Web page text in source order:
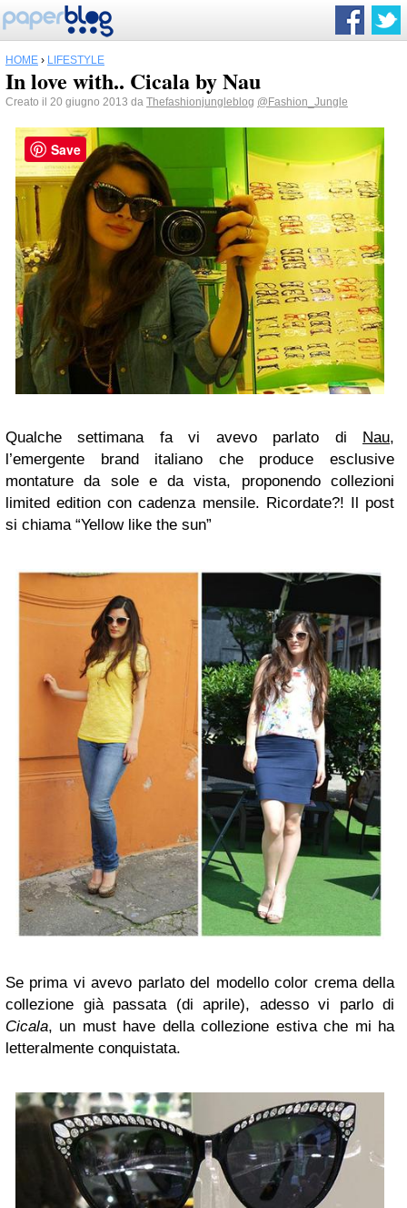
HOME › LIFESTYLE
In love with.. Cicala by Nau
Creato il 20 giugno 2013 da Thefashionjungleblog @Fashion_Jungle
Qualche settimana fa vi avevo parlato di Nau,
l’emergente brand italiano che produce esclusive
montature da sole e da vista, proponendo collezioni
limited edition con cadenza mensile. Ricordate?! Il post
si chiama “Yellow like the sun”
Se prima vi avevo parlato del modello color crema della
collezione già passata (di aprile), adesso vi parlo di
Cicala, un must have della collezione estiva che mi ha
letteralmente conquistata.
Save